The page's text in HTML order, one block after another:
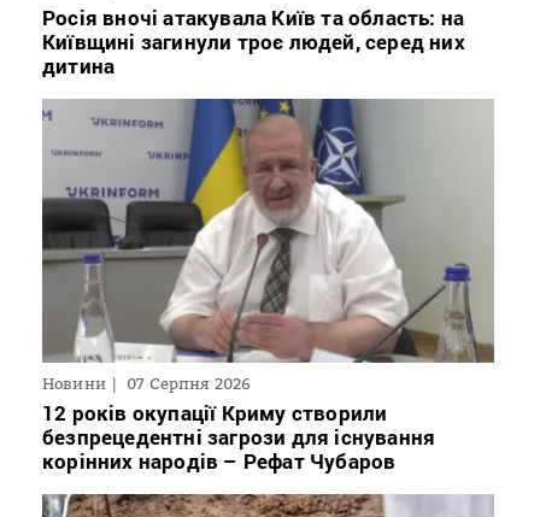
Росія вночі атакувала Київ та область: на
Київщині загинули троє людей, серед них
дитина
Новини 07 Серпня 2026
12 років окупації Криму створили
безпрецедентні загрози для існування
корінних народів – Рефат Чубаров